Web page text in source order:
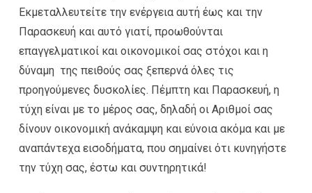
Εκμεταλλευτείτε την ενέργεια αυτή έως και την
Παρασκευή και αυτό γιατί, προωθούνται
επαγγελματικοί και οικονομικοί σας στόχοι και η
δύναμη της πειθούς σας ξεπερνά όλες τις
προηγούμενες δυσκολίες. Πέμπτη και Παρασκευή, η
τύχη είναι με το μέρος σας, δηλαδή οι Αριθμοί σας
δίνουν οικονομική ανάκαμψη και εύνοια ακόμα και με
αναπάντεχα εισοδήματα, που σημαίνει ότι κυνηγήστε
την τύχη σας, έστω και συντηρητικά!